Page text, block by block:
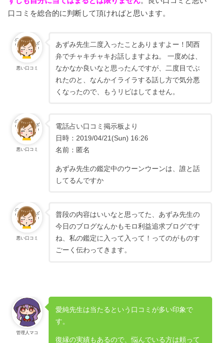
口コミを総合的に判断して頂ければと思います。
悪い口コミ
あずみ先生二度入ったことありますよー！関西
弁でチャキチャキお話しますよね。 一度めは、
なかなか良いなと思ったんですが、二度目でぶ
れたのと、なんかイライラする話し方で気分悪
くなったので、もうリピはしてません。
悪い口コミ
電話占い口コミ掲示板より
日時：2019/04/21(Sun) 16:26
名前：匿名
あずみ先生の鑑定中のウーンウーンは、誰と話
してるんですか
悪い口コミ
普段の内容はいいなと思ってた、あずみ先生の
今日のブログなんかもモロ利益追求ブログです
ね、私の鑑定に入って入って！ってのがものす
ごーく伝わってきます。
管理人マコ
愛純先生は当たるという口コミが多い印象で
す。
復縁の実績もあるので、悩んでいる方は頼って